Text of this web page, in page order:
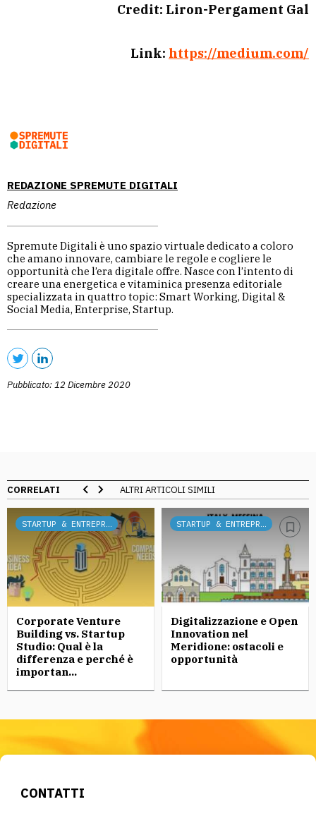
REDAZIONE SPREMUTE DIGITALI
Redazione
Spremute Digitali è uno spazio virtuale dedicato a coloro
che amano innovare, cambiare le regole e cogliere le
opportunità che l’era digitale offre. Nasce con l’intento di
creare una energetica e vitaminica presenza editoriale
specializzata in quattro topic: Smart Working, Digital &
Social Media, Enterprise, Startup.
Pubblicato: 12 Dicembre 2020
Credit: Liron-Pergament Gal
Link: https://medium.com/
CORRELATI ALTRI ARTICOLI SIMILI
Corporate Venture
Building vs. Startup
Studio: Qual è la
differenza e perché è
importan...
Digitalizzazione e Open
Innovation nel
Meridione: ostacoli e
opportunità
CONTATTI